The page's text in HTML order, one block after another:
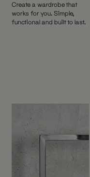
Create a wardrobe that
works for you. Simple,
functional and built to last.